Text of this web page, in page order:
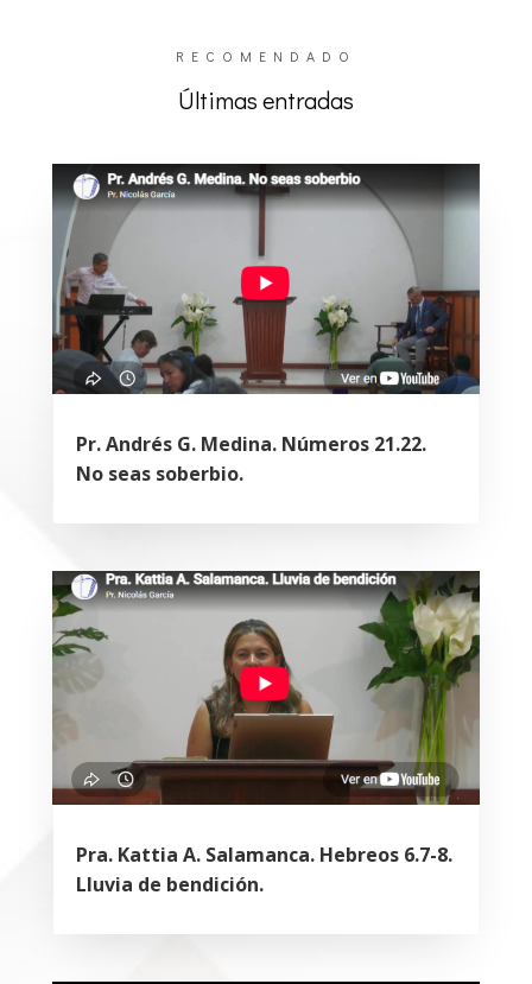
RECOMENDADO
Últimas entradas
Pr. Andrés G. Medina. Números 21.22.
No seas soberbio.
Pra. Kattia A. Salamanca. Hebreos 6.7-8.
Lluvia de bendición.